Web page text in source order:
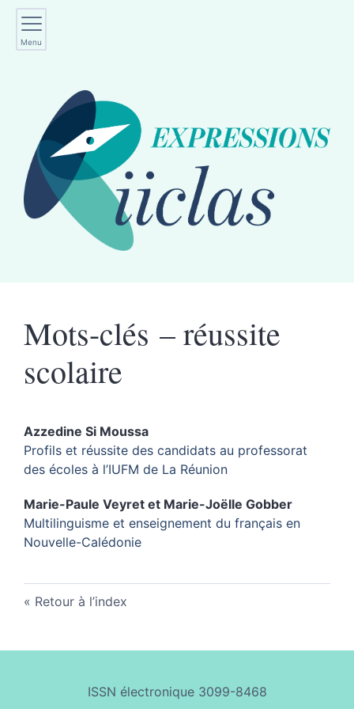
Menu
Mots-clés – réussite
scolaire
Azzedine Si Moussa
Profils et réussite des candidats au professorat
des écoles à l’IUFM de La Réunion
Marie-Paule Veyret et Marie-Joëlle Gobber
Multilinguisme et enseignement du français en
Nouvelle-Calédonie
Retour à l’index
ISSN électronique 3099-8468